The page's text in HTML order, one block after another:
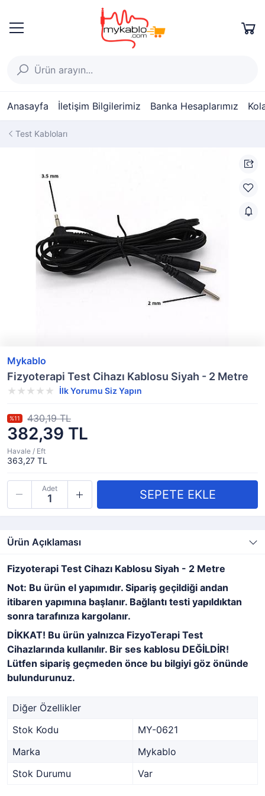
Anasayfa İletişim Bilgilerimiz Banka Hesaplarımız
Test Kabloları
Mykablo
Fizyoterapi Test Cihazı Kablosu Siyah - 2 Metre
İlk Yorumu Siz Yapın
382,39 TL
%11 430,19 TL
Havale / Eft
363,27 TL
Adet
Ürün Açıklaması
Fizyoterapi Test Cihazı Kablosu Siyah - 2 Metre
Not: Bu ürün el yapımıdır. Sipariş geçildiği andan
itibaren yapımına başlanır. Bağlantı testi yapıldıktan
sonra tarafınıza kargolanır.
DİKKAT! Bu ürün yalnızca FizyoTerapi Test
Cihazlarında kullanılır. Bir ses kablosu DEĞİLDİR!
Lütfen sipariş geçmeden önce bu bilgiyi göz önünde
bulundurunuz.
Diğer Özellikler
Stok Kodu
MY-0621
Marka
Mykablo
Stok Durumu
Var